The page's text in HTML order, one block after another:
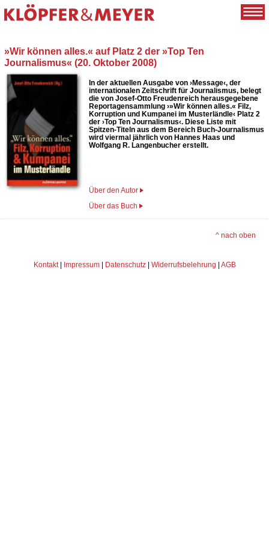
»Wir können alles.« auf Platz 2 der »Top Ten
Journalismus« (20. Oktober 2008)
In der aktuellen Ausgabe von ›Message‹, der
internationalen Zeitschrift für Journalismus, belegt
die von Josef-Otto Freudenreich herausgegebene
Reportagensammlung ›»Wir können alles.« Filz,
Korruption und Kumpanei im Musterländle‹ Platz 2
der ›Top Ten Journalismus‹. Diese Liste mit
Spitzen-Titeln aus dem Bereich Buch-Journalismus
wird viermal jährlich von Hannes Haas und
Wolfgang R. Langenbucher erstellt.
Über den Autor
Über das Buch
^ nach oben
Kontakt| Impressum| Datenschutz| Widerrufsbelehrung | AGB